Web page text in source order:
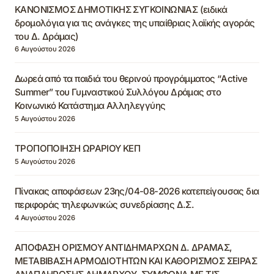
ΚΑΝΟΝΙΣΜΟΣ ΔΗΜΟΤΙΚΗΣ ΣΥΓΚΟΙΝΩΝΙΑΣ (ειδικά
δρομολόγια για τις ανάγκες της υπαίθριας λαϊκής αγοράς
του Δ. Δράμας)
6 Αυγούστου 2026
Δωρεά από τα παιδιά του θερινού προγράμματος “Active
Summer” του Γυμναστικού Συλλόγου Δράμας στο
Κοινωνικό Κατάστημα Αλληλεγγύης
5 Αυγούστου 2026
ΤΡΟΠΟΠΟΙΗΣΗ ΩΡΑΡΙΟΥ ΚΕΠ
5 Αυγούστου 2026
Πίνακας αποφάσεων 23ης/04-08-2026 κατεπείγουσας δια
περιφοράς τηλεφωνικώς συνεδρίασης Δ.Σ.
4 Αυγούστου 2026
ΑΠΟΦΑΣΗ ΟΡΙΣΜΟΥ ΑΝΤΙΔΗΜΑΡΧΩΝ Δ. ΔΡΑΜΑΣ,
ΜΕΤΑΒΙΒΑΣΗ ΑΡΜΟΔΙΟΤΗΤΩΝ ΚΑΙ ΚΑΘΟΡΙΣΜΟΣ ΣΕΙΡΑΣ